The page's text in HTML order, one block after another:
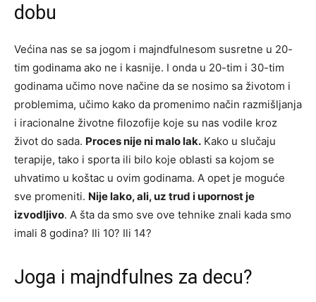
dobu
Većina nas se sa jogom i majndfulnesom susretne u 20-
tim godinama ako ne i kasnije. I onda u 20-tim i 30-tim
godinama učimo nove načine da se nosimo sa životom i
problemima, učimo kako da promenimo način razmišljanja
i iracionalne životne filozofije koje su nas vodile kroz
život do sada. Proces nije ni malo lak. Kako u slučaju
terapije, tako i sporta ili bilo koje oblasti sa kojom se
uhvatimo u koštac u ovim godinama. A opet je moguće
sve promeniti. Nije lako, ali, uz trud i upornost je
izvodljivo. A šta da smo sve ove tehnike znali kada smo
imali 8 godina? Ili 10? Ili 14?
Joga i majndfulnes za decu?